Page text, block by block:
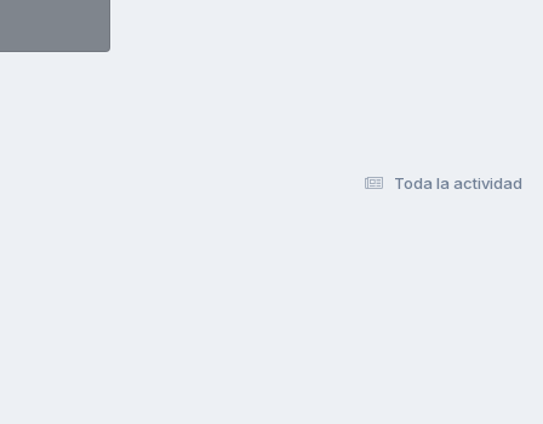
Toda la actividad